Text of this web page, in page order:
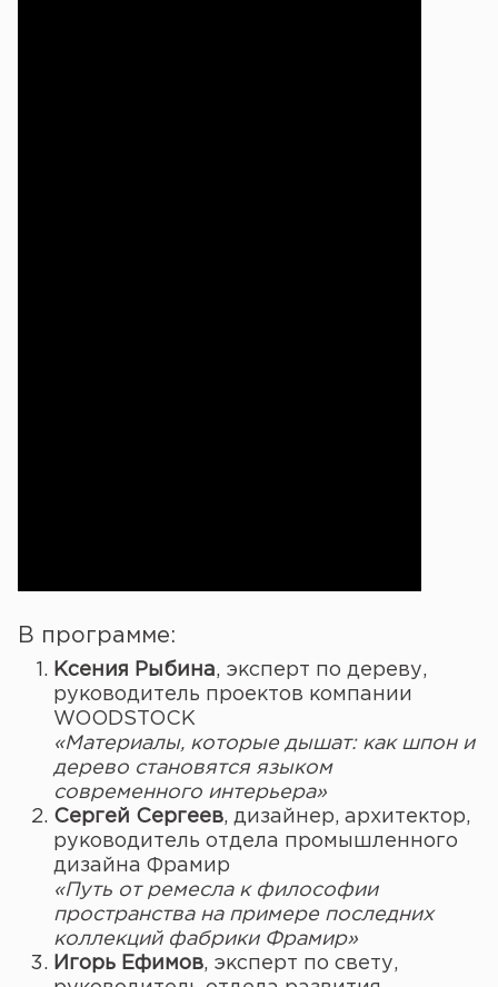
В программе:
Ксения Рыбина, эксперт по дереву,
руководитель проектов компании
WOODSTOCK
«Материалы, которые дышат: как шпон и
дерево становятся языком
современного интерьера»
Сергей Сергеев, дизайнер, архитектор,
руководитель отдела промышленного
дизайна Фрамир
«Путь от ремесла к философии
пространства на примере последних
коллекций фабрики Фрамир»
Игорь Ефимов, эксперт по свету,